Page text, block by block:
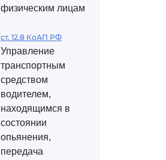
физическим лицам
ст. 12.8 КоАП РФ
Управление
транспортным
средством
водителем,
находящимся в
состоянии
опьянения,
передача